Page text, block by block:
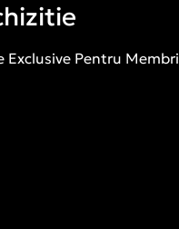
Exclusive Pentru Membri